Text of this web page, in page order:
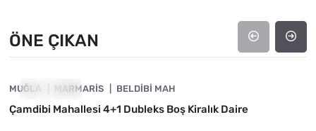
ÖNE ÇIKAN
ÖNE ÇIKAN
MUĞLA MARMARIS BELDIBI MAH
Çamdibi Mahallesi 4+1 Dubleks Boş Kiralık Daire